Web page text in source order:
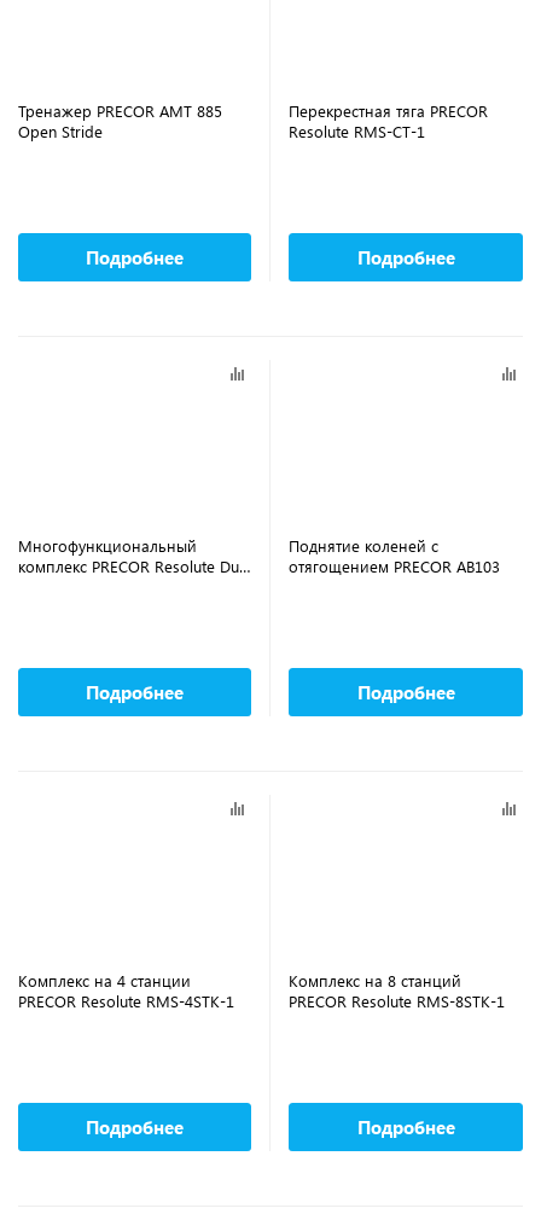
Тренажер PRECOR AMT 885
Open Stride
Подробнее
Перекрестная тяга PRECOR
Resolute RMS-CT-1
Подробнее
Многофункциональный
комплекс PRECOR Resolute Dual
Подробнее
Поднятие коленей с
отягощением PRECOR AB103
Подробнее
Комплекс на 4 станции
PRECOR Resolute RMS-4STK-1
Подробнее
Комплекс на 8 станций
PRECOR Resolute RMS-8STK-1
Подробнее